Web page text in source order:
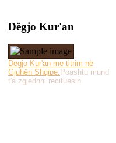
Dëgjo Kur'an
Dëgjo Kur'an me titrim në
Gjuhën Shqipe. Poashtu mund
t'a zgjedhni recituesin.